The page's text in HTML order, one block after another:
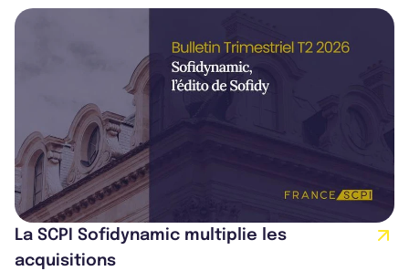
La SCPI Sofidynamic multiplie les
acquisitions